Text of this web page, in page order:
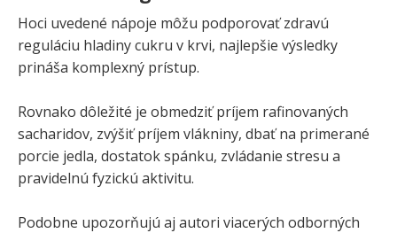
Hoci uvedené nápoje môžu podporovať zdravú
reguláciu hladiny cukru v krvi, najlepšie výsledky
prináša komplexný prístup.
Rovnako dôležité je obmedziť príjem rafinovaných
sacharidov, zvýšiť príjem vlákniny, dbať na primerané
porcie jedla, dostatok spánku, zvládanie stresu a
pravidelnú fyzickú aktivitu.
Podobne upozorňujú aj autori viacerých odborných